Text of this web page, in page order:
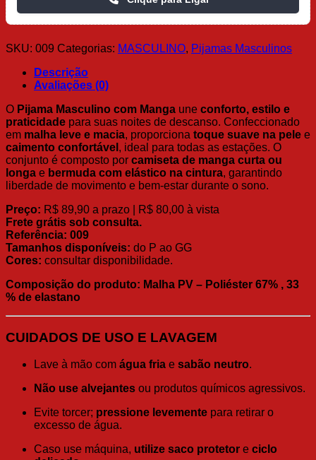
SKU: 009 Categorias: MASCULINO, Pijamas Masculinos
Descrição
Avaliações (0)
O Pijama Masculino com Manga une conforto, estilo e
praticidade para suas noites de descanso. Confeccionado
em malha leve e macia, proporciona toque suave na pele e
caimento confortável , ideal para todas as estações. O
conjunto é composto por camiseta de manga curta ou
longa e bermuda com elástico na cintura, garantindo
liberdade de movimento e bem-estar durante o sono.
Preço: R$ 89,90 a prazo | R$ 80,00 à vista
Frete grátis sob consulta.
Referência: 009
Tamanhos disponíveis: do P ao GG
Cores: consultar disponibilidade.
Composição do produto: Malha PV – Poliéster 67% , 33
% de elastano
CUIDADOS DE USO E LAVAGEM
Lave à mão com água fria e sabão neutro.
Não use alvejantes ou produtos químicos agressivos.
Evite torcer; pressione levemente para retirar o
excesso de água.
Caso use máquina, utilize saco protetor e ciclo